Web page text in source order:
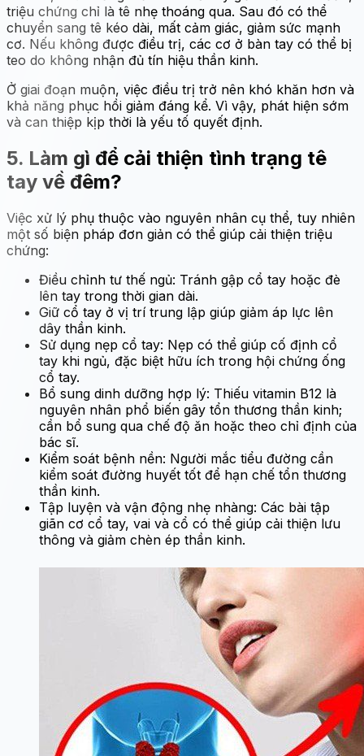
triệu chứng chỉ là tê nhẹ thoáng qua. Sau đó có thể
chuyển sang tê kéo dài, mất cảm giác, giảm sức mạnh
cơ. Nếu không được điều trị, các cơ ở bàn tay có thể bị
teo do không nhận đủ tín hiệu thần kinh.
Ở giai đoạn muộn, việc điều trị trở nên khó khăn hơn và
khả năng phục hồi giảm đáng kể. Vì vậy, phát hiện sớm
và can thiệp kịp thời là yếu tố quyết định.
5. Làm gì để cải thiện tình trạng tê
tay về đêm?
Việc xử lý phụ thuộc vào nguyên nhân cụ thể, tuy nhiên
một số biện pháp đơn giản có thể giúp cải thiện triệu
chứng:
Điều chỉnh tư thế ngủ: Tránh gập cổ tay hoặc đè
lên tay trong thời gian dài.
Giữ cổ tay ở vị trí trung lập giúp giảm áp lực lên
dây thần kinh.
Sử dụng nẹp cổ tay: Nẹp có thể giúp cố định cổ
tay khi ngủ, đặc biệt hữu ích trong hội chứng ống
cổ tay.
Bổ sung dinh dưỡng hợp lý: Thiếu vitamin B12 là
nguyên nhân phổ biến gây tổn thương thần kinh;
cần bổ sung qua chế độ ăn hoặc theo chỉ định của
bác sĩ.
Kiểm soát bệnh nền: Người mắc tiểu đường cần
kiểm soát đường huyết tốt để hạn chế tổn thương
thần kinh.
Tập luyện và vận động nhẹ nhàng: Các bài tập
giãn cơ cổ tay, vai và cổ có thể giúp cải thiện lưu
thông và giảm chèn ép thần kinh.